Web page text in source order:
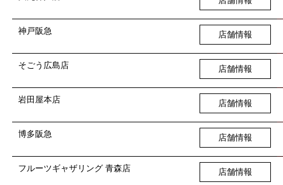
神戸阪急 店舗情報
そごう広島店 店舗情報
岩田屋本店 店舗情報
博多阪急 店舗情報
フルーツギャザリング 青森店 店舗情報